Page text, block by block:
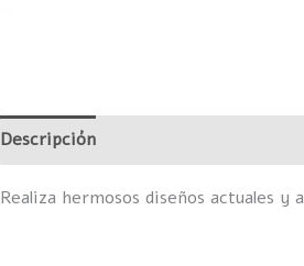
Descripción
Realiza hermosos diseños actuales